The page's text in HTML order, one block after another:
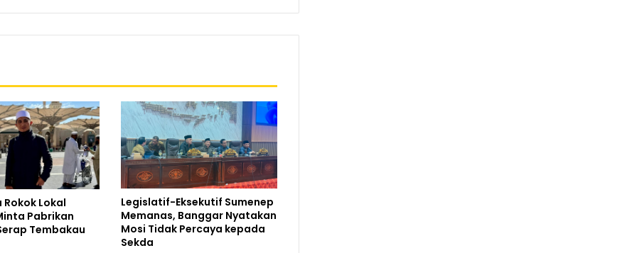
Rokok Lokal
Pabrikan
Tembakau
Legislatif-Eksekutif Sumenep
Memanas, Banggar Nyatakan
Mosi Tidak Percaya kepada
Sekda